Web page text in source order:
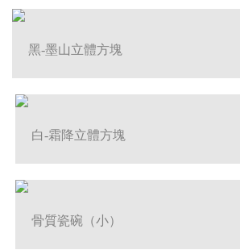
黑-墨山立體方塊
白-霜降立體方塊
骨質瓷碗（小）